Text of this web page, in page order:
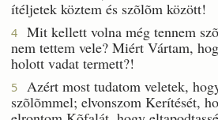
ítéljetek köztem és szõlõm között!
4
Mit kellett volna még tennem
nem tettem vele? Miért Vártam,
holott vadat termett?!
5
Azért most tudatom veletek,
szõlõmmel; elvonszom Kerítését,